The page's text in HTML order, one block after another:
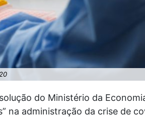
do Ministério da
na administração da crise de